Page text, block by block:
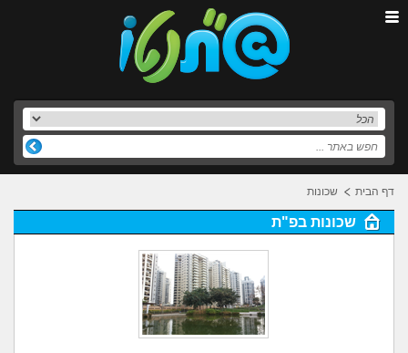
דף הבית שכונות
שכונות בפ"ת